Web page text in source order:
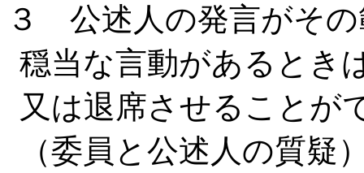
３ 公述人の発言がその
穏当な言動があるとき
又は退席させることが
（委員と公述人の質疑